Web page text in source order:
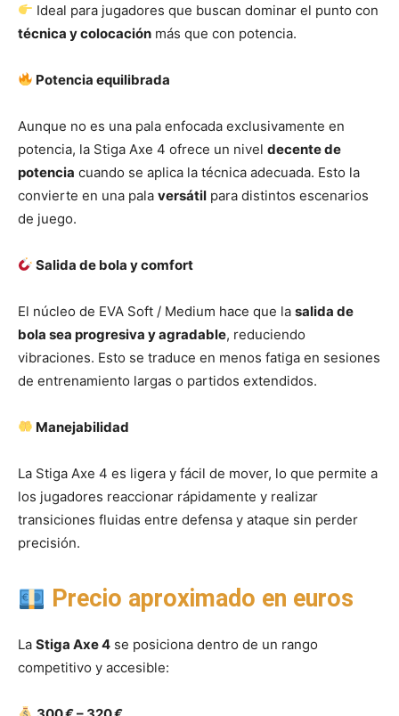
Ideal para jugadores que buscan dominar el punto con
técnica y colocación más que con potencia.
Potencia equilibrada
Aunque no es una pala enfocada exclusivamente en
potencia, la Stiga Axe 4 ofrece un nivel decente de
potencia cuando se aplica la técnica adecuada. Esto la
convierte en una pala versátil para distintos escenarios
de juego.
Salida de bola y comfort
El núcleo de EVA Soft / Medium hace que la salida de
bola sea progresiva y agradable, reduciendo
vibraciones. Esto se traduce en menos fatiga en sesiones
de entrenamiento largas o partidos extendidos.
Manejabilidad
La Stiga Axe 4 es ligera y fácil de mover, lo que permite a
los jugadores reaccionar rápidamente y realizar
transiciones fluidas entre defensa y ataque sin perder
precisión.
Precio aproximado en euros
La Stiga Axe 4 se posiciona dentro de un rango
competitivo y accesible: